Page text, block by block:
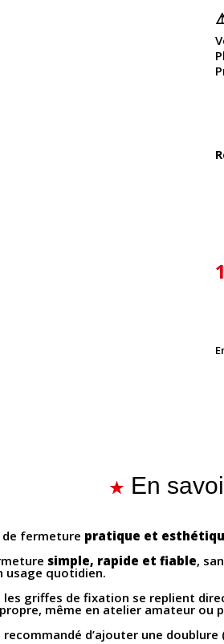
En
fermeture pratique et
simple, rapide et fiable,
usage quotidien.
griffes de fixation se replient
même en atelier amateur ou
d’ajouter une